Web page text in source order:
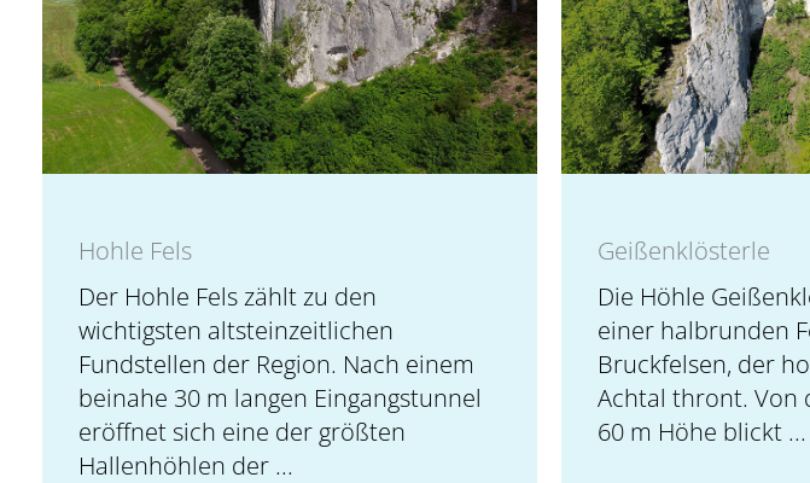
Hohle Fels
Der Hohle Fels zählt zu den
wichtigsten altsteinzeitlichen
Fundstellen der Region. Nach einem
beinahe 30 m langen Eingangstunnel
eröffnet sich eine der größten
Hallenhöhlen der ...
Geißenklösterle
Die Höhle
einer halbrunden
Bruckfelsen, der
Achtal thront. Von
60 m Höhe blickt ...